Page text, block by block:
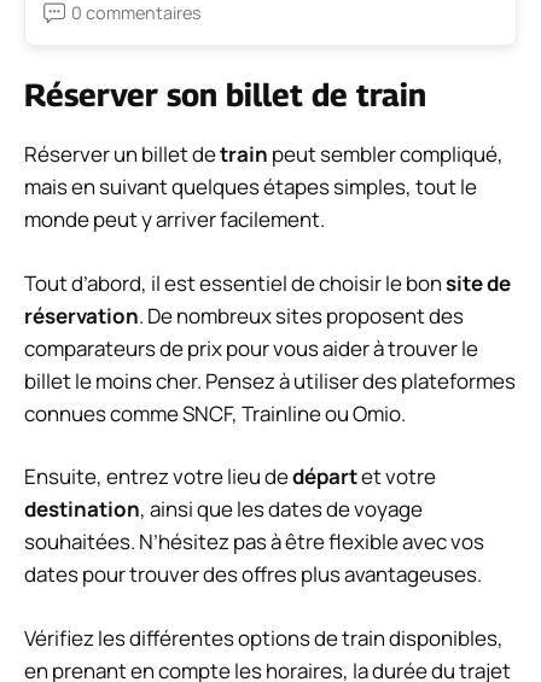
0 commentaires
Réserver son billet de train
Réserver un billet detrain peut sembler compliqué,
mais en suivant quelques étapes simples, tout le
monde peut y arriver facilement.
Tout d’abord, il est essentiel de choisir le bonsite de
réservation. De nombreux sites proposent des
comparateurs de prix pour vous aider à trouver le
billet le moins cher. Pensez à utiliser des plateformes
connues comme SNCF, Trainline ou Omio.
Ensuite, entrez votre lieu dedépartet votre
destination, ainsi que les dates de voyage
souhaitées. N’hésitez pas à être flexible avec vos
dates pour trouver des offres plus avantageuses.
Vérifiez les différentes options de train disponibles,
en prenant en compte les horaires, la durée du trajet